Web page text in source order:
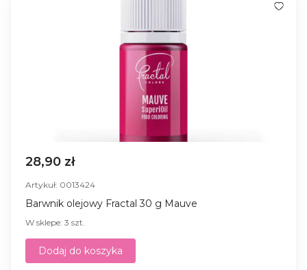
28,90 zł
Artykuł: 0013424
Barwnik olejowy Fractal 30 g Mauve
W sklepe: 3 szt.
Dodaj do koszyka